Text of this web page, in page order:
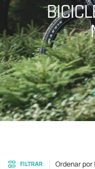
FILTRAR Ordenar por